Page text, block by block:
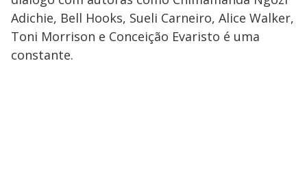
Adichie, Bell Hooks, Sueli Carneiro, Alice Walker,
Toni Morrison e Conceição Evaristo é uma
constante.